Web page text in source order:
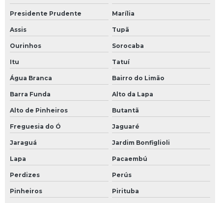
Presidente Prudente Marília
Assis Tupã
Ourinhos Sorocaba
Itu Tatuí
Água Branca Bairro do Limão
Barra Funda Alto da Lapa
Alto de Pinheiros Butantã
Freguesia do Ó Jaguaré
Jaraguá Jardim Bonfiglioli
Lapa Pacaembú
Perdizes Perús
Pinheiros Pirituba